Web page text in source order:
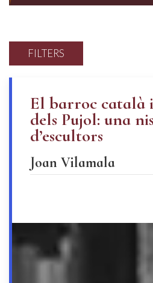
FILTERS
El barroc català
dels Pujol: una
d’escultors
Joan Vilamala